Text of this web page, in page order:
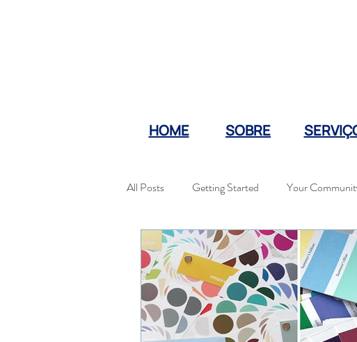
HOME SOBRE
All Posts Getting Started Your
Antepasto Food Comida
Festa de noivado casamento 2020